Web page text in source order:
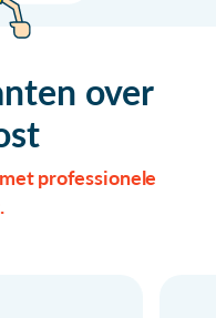
over
professionele